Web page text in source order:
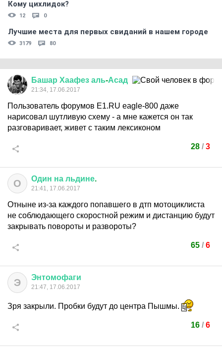
Кому цихлидок?
12 0
Лучшие места для первых свиданий в нашем городе
3179 80
Башар Хаафез аль-Асад
21:34, 17.06.2017
Пользователь форумов Е1.RU eagle-800 даже
нарисовал шутливую схему - а мне кажется он так
разговаривает, живет с таким лексиконом
28 / 3
О Один на льдине.
21:41, 17.06.2017
Отныне из-за каждого попавшего в дтп мотоциклиста
не соблюдающего скоростной режим и дистанцию будут
закрывать повороты и развороты?
65 / 6
Э Энтомофаги
21:47, 17.06.2017
Зря закрыли. Пробки будут до центра Пышмы.
16 / 6